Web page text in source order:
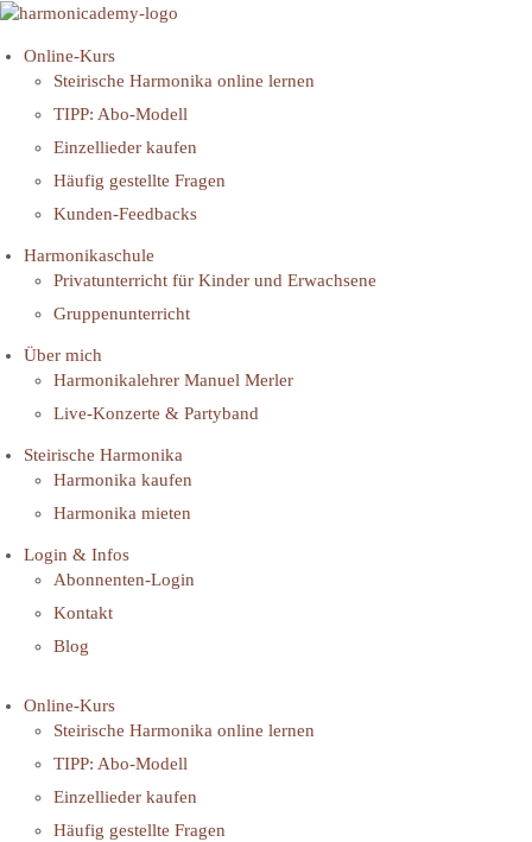
Online-Kurs
Steirische Harmonika online lernen
TIPP: Abo-Modell
Einzellieder kaufen
Häufig gestellte Fragen
Kunden-Feedbacks
Harmonikaschule
Privatunterricht für Kinder und Erwachsene
Gruppenunterricht
Über mich
Harmonikalehrer Manuel Merler
Live-Konzerte & Partyband
Steirische Harmonika
Harmonika kaufen
Harmonika mieten
Login & Infos
Abonnenten-Login
Kontakt
Blog
Online-Kurs
Steirische Harmonika online lernen
TIPP: Abo-Modell
Einzellieder kaufen
Häufig gestellte Fragen